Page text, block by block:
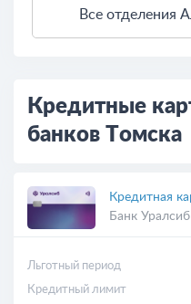
Все отделения
Кредитные
банков Томска
Кредитная
Банк Уралсиб
Льготный период
Кредитный лимит